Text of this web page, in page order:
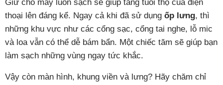
Giữ cho máy luôn sạch sẽ giúp tăng tuổi thọ của điện
thoại lên đáng kể. Ngay cả khi đã sử dụng ốp lưng, thì
những khu vực như các cổng sạc, cổng tai nghe, lỗ mic
và loa vẫn có thể dễ bám bẩn. Một chiếc tăm sẽ giúp bạn
làm sạch những vùng ngay tức khắc.
Vậy còn màn hình, khung viền và lưng? Hãy chăm chỉ